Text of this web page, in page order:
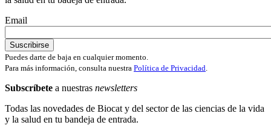
Email
Puedes darte de baja en cualquier momento.
Para más información, consulta nuestra Política de Privacidad
Subscríbete a nuestras newsletters
Todas las novedades de Biocat y del sector de las ciencias de la vida
y la salud en tu bandeja de entrada.